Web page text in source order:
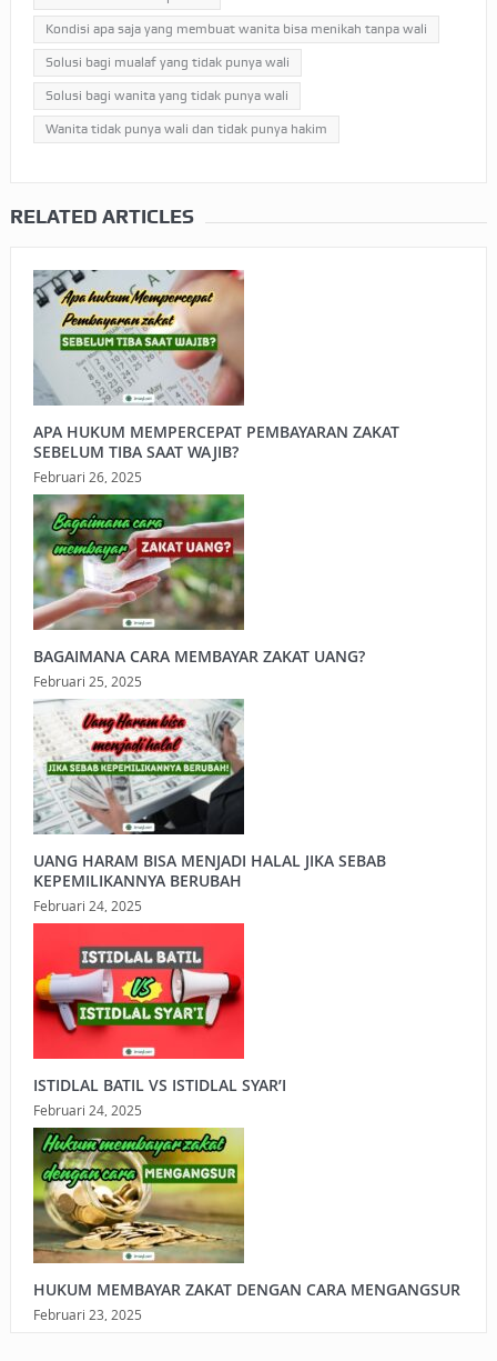
Kondisi apa saja yang membuat wanita bisa menikah tanpa wali
Solusi bagi mualaf yang tidak punya wali
Solusi bagi wanita yang tidak punya wali
Wanita tidak punya wali dan tidak punya hakim
RELATED ARTICLES
APA HUKUM MEMPERCEPAT PEMBAYARAN ZAKAT
SEBELUM TIBA SAAT WAJIB?
Februari 26, 2025
BAGAIMANA CARA MEMBAYAR ZAKAT UANG?
Februari 25, 2025
UANG HARAM BISA MENJADI HALAL JIKA SEBAB
KEPEMILIKANNYA BERUBAH
Februari 24, 2025
ISTIDLAL BATIL VS ISTIDLAL SYAR’I
Februari 24, 2025
HUKUM MEMBAYAR ZAKAT DENGAN CARA MENGANGSUR
Februari 23, 2025